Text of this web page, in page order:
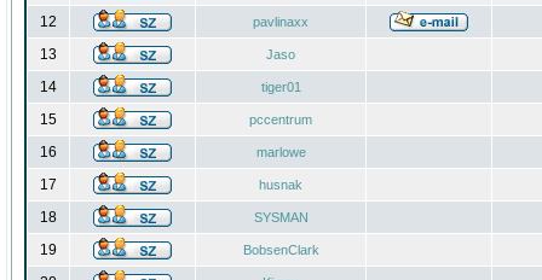
12 pavlinaxx
13 Jaso
14 tiger01
15 pccentrum
16 marlowe
17 husnak
18 SYSMAN
19 BobsenClark